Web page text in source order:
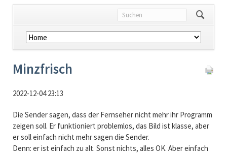
Navigation
überspringen
Minzfrisch
2022-12-04 23:13
Die Sender sagen, dass der Fernseher nicht mehr ihr Programm
zeigen soll. Er funktioniert problemlos, das Bild ist klasse, aber
er soll einfach nicht mehr sagen die Sender.
Denn: er ist einfach zu alt. Sonst nichts, alles OK. Aber einfach